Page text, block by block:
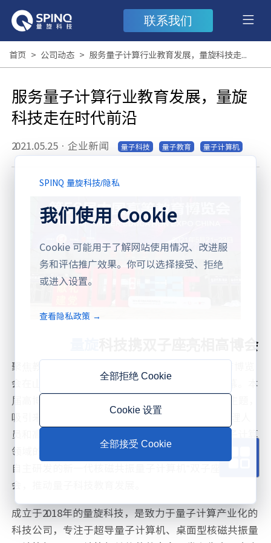
联系我们
首页 > 公司动态 > 服务量子计算行业教育发展，量旋科技走在时代前沿
服务量子计算行业教育发展，量旋
科技走在时代前沿
2021.05.25 · 企业新闻 量子科技 量子教育 量子计算机
科技携双子座亮相高博会
聚焦教育，洞见未来，5月23日，第56届高等教育博览
会在山东青岛红岛国际会议展览中心缓缓落下帷幕。本
届高博会以“跨界聚合·交叉融合：高质量发展”为主题，
吸引来自全国各地超过3.5万人次的高校领导、管理人
员和高教行业相关从业者参与盛会。作为国内量子计算
领域的杰出创新代表，来自深圳的量旋科技
自主研发的新一代核磁共振量子计算机“双子座”参与盛
会，推动量子科技教育发展。
成立于2018年的量旋科技，是致力于量子计算产业化的
科技公司，专注于超导量子计算机、桌面型核磁共振量
SPINQ 量旋科技/隐私
我们使用 Cookie
Cookie 可能用于了解网站使用情况、改进服
务和评估推广效果。你可以选择接受、拒绝
或进入设置。
查看隐私政策 →
全部拒绝 Cookie
Cookie 设置
全部接受 Cookie